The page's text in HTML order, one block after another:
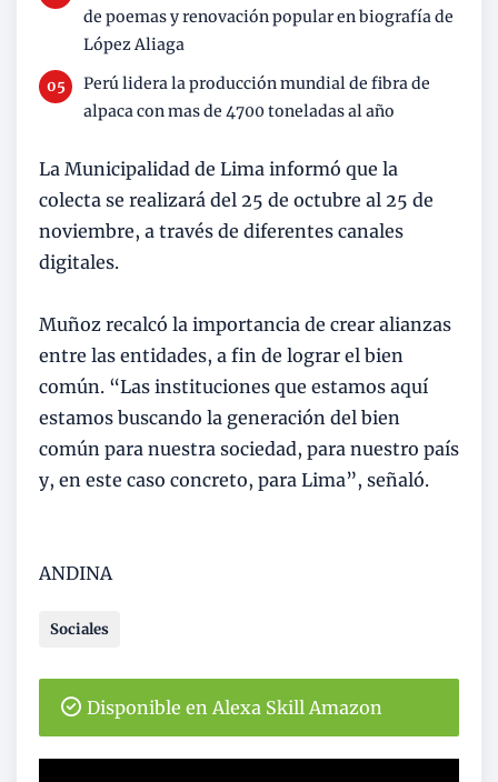
de poemas y renovación popular en biografía de
López Aliaga
Perú lidera la producción mundial de fibra de
alpaca con mas de 4700 toneladas al año
La Municipalidad de Lima informó que la
colecta se realizará del 25 de octubre al 25 de
noviembre, a través de diferentes canales
digitales.
Muñoz recalcó la importancia de crear alianzas
entre las entidades, a fin de lograr el bien
común. “Las instituciones que estamos aquí
estamos buscando la generación del bien
común para nuestra sociedad, para nuestro país
y, en este caso concreto, para Lima”, señaló.
ANDINA
Sociales
Disponible en Alexa Skill Amazon